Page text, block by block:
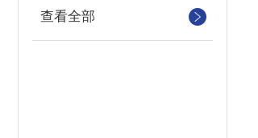
查看全部